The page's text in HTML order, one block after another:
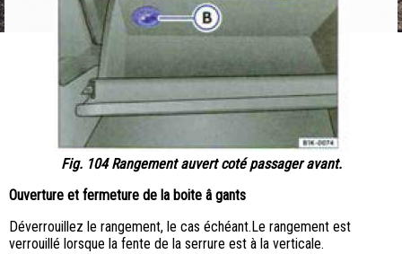
Fig. 104 Rangement auvert coté passager avant.
Ouverture et fermeture de la boite â gants
Déverrouillez le rangement, le cas échéant.Le rangement est
verrouillé lorsque la fente de la serrure est à la verticale.